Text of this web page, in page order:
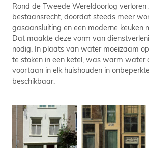
Rond de Tweede Wereldoorlog verloren
bestaansrecht, doordat steeds meer
gasaansluiting en een moderne keuken
Dat maakte deze vorm van
nodig. In plaats van water moeizaam
te stoken in een ketel, was warm water
voortaan in elk huishouden in
beschikbaar.